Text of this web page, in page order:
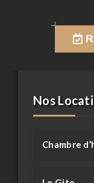
Nos
Chambre